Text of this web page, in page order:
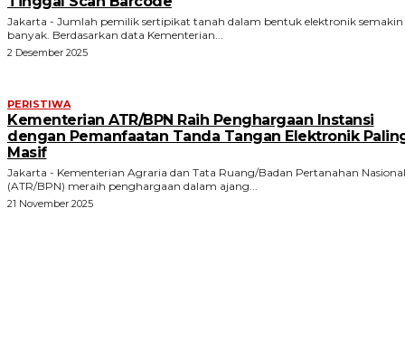
Jakarta - Jumlah pemilik sertipikat tanah dalam bentuk elektronik semakin
banyak. Berdasarkan data Kementerian...
2 Desember 2025
PERISTIWA
Kementerian ATR/BPN Raih Penghargaan Instansi
dengan Pemanfaatan Tanda Tangan Elektronik
Masif
Jakarta - Kementerian Agraria dan Tata Ruang/Badan Pertanahan Nasional
(ATR/BPN) meraih penghargaan dalam ajang...
21 November 2025